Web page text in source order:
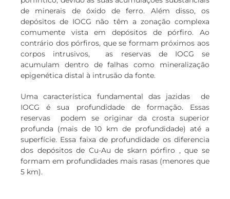
de minerais de óxido de ferro. Além disso, os
depósitos de IOCG não têm a zonação complexa
comumente vista em depósitos de pórfiro. Ao
contrário dos pórfiros, que se formam próximos aos
corpos intrusivos, as reservas de IOCG se
acumulam dentro de falhas como mineralização
epigenética distal à intrusão da fonte.
Uma característica fundamental das jazidas de
IOCG é sua profundidade de formação. Essas
reservas podem se originar da crosta superior
profunda (mais de 10 km de profundidade) até a
superfície. Essa faixa de profundidade os diferencia
dos depósitos de Cu-Au de skarn pórfiro , que se
formam em profundidades mais rasas (menores que
5 km).